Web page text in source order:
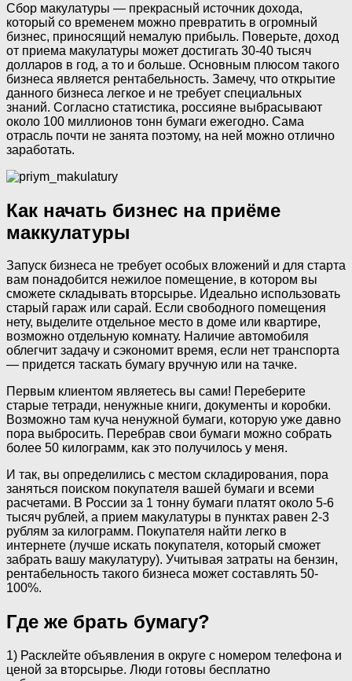
Сбор макулатуры — прекрасный источник дохода,
который со временем можно превратить в огромный
бизнес, приносящий немалую прибыль. Поверьте, доход
от приема макулатуры может достигать 30-40 тысяч
долларов в год, а то и больше. Основным плюсом такого
бизнеса является рентабельность. Замечу, что открытие
данного бизнеса легкое и не требует специальных
знаний. Согласно статистика, россияне выбрасывают
около 100 миллионов тонн бумаги ежегодно. Сама
отрасль почти не занята поэтому, на ней можно отлично
заработать.
Как начать бизнес на приёме
маккулатуры
Запуск бизнеса не требует особых вложений и для старта
вам понадобится нежилое помещение, в котором вы
сможете складывать вторсырье. Идеально использовать
старый гараж или сарай. Если свободного помещения
нету, выделите отдельное место в доме или квартире,
возможно отдельную комнату. Наличие автомобиля
облегчит задачу и сэкономит время, если нет транспорта
— придется таскать бумагу вручную или на тачке.
Первым клиентом являетесь вы сами! Переберите
старые тетради, ненужные книги, документы и коробки.
Возможно там куча ненужной бумаги, которую уже давно
пора выбросить. Перебрав свои бумаги можно собрать
более 50 килограмм, как это получилось у меня.
И так, вы определились с местом складирования, пора
заняться поиском покупателя вашей бумаги и всеми
расчетами. В России за 1 тонну бумаги платят около 5-6
тысяч рублей, а прием макулатуры в пунктах равен 2-3
рублям за килограмм. Покупателя найти легко в
интернете (лучше искать покупателя, который сможет
забрать вашу макулатуру). Учитывая затраты на бензин,
рентабельность такого бизнеса может составлять 50-
100%.
Где же брать бумагу?
1) Расклейте объявления в округе с номером телефона и
ценой за вторсырье. Люди готовы бесплатно